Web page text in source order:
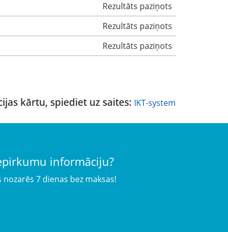
Rezultāts paziņots
Rezultāts paziņots
Rezultāts paziņots
kārtu, spiediet uz saites: IKT-system
informāciju?
7 dienas bez maksas!